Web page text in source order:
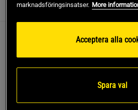
Information Recensioner(1)
Öka flexibiliteten i axlarna och
stärk övre ryggmusklerna,
resistansbandspaket.
kommer att ge variation och
marknadsföringsinsatser. More
Acceptera alla
Spara val